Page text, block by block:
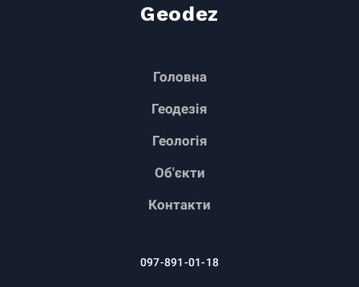
Geodez
Головна
Геодезія
Геологія
Об'єкти
Контакти
097-891-01-18